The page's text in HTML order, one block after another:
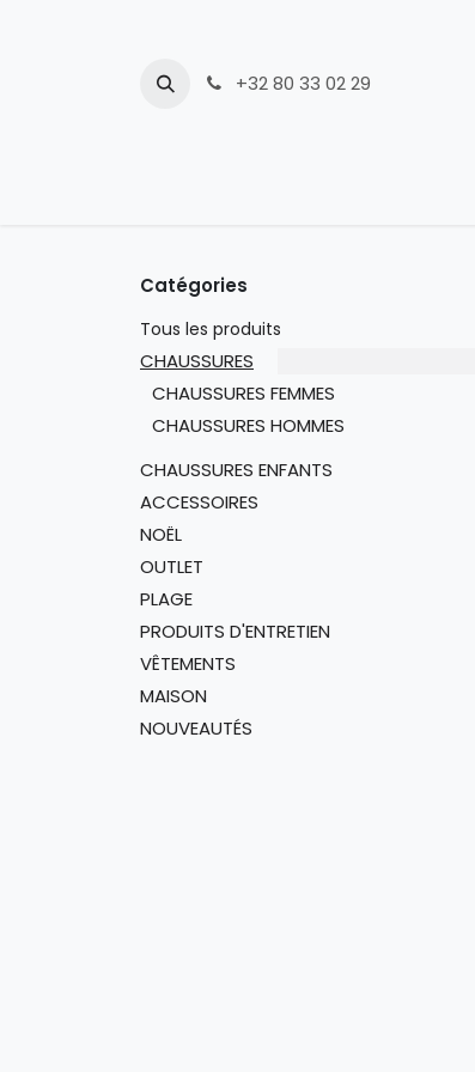
+32 80 33 02 29
Catégories
Tous les produits
CHAUSSURES
CHAUSSURES FEMMES
CHAUSSURES HOMMES
CHAUSSURES ENFANTS
ACCESSOIRES
NOËL
OUTLET
PLAGE
PRODUITS D'ENTRETIEN
VÊTEMENTS
MAISON
NOUVEAUTÉS